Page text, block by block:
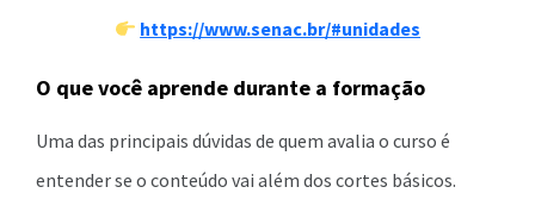
https://www.senac.br/#unidades
O que você aprende durante a formação
Uma das principais dúvidas de quem avalia o curso é
entender se o conteúdo vai além dos cortes básicos.